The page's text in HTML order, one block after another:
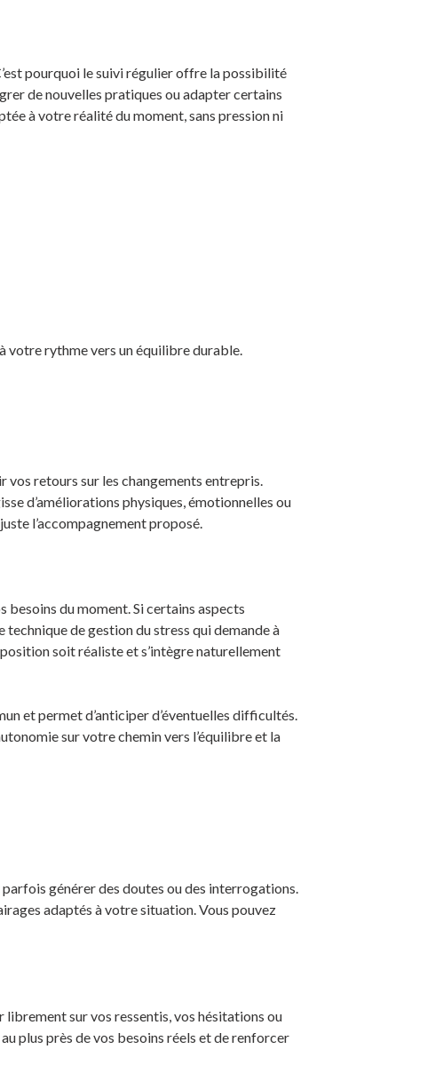
pourquoi le suivi régulier offre la possibilité
de nouvelles pratiques ou adapter certains
à votre réalité du moment, sans pression ni
votre rythme vers un équilibre durable.
retours sur les changements entrepris.
d’améliorations physiques, émotionnelles ou
l’accompagnement proposé.
besoins du moment. Si certains aspects
de gestion du stress qui demande à
soit réaliste et s’intègre naturellement
et permet d’anticiper d’éventuelles difficultés.
sur votre chemin vers l’équilibre et la
générer des doutes ou des interrogations.
adaptés à votre situation. Vous pouvez
librement sur vos ressentis, vos hésitations ou
plus près de vos besoins réels et de renforcer